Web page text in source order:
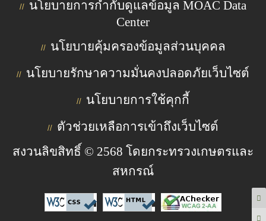
// นโยบายการกำกับดูแลข้อมูล MOAC Data
Center
// นโยบายคุ้มครองข้อมูลส่วนบุคคล
// นโยบายรักษาความมั่นคงปลอดภัยเว็บไซต์
// นโยบายการใช้คุกกี้
// ตัวช่วยเหลือการเข้าถึงเว็บไซต์
สงวนลิขสิทธิ์ © 2568 โดยกระทรวงเกษตรและ
สหกรณ์